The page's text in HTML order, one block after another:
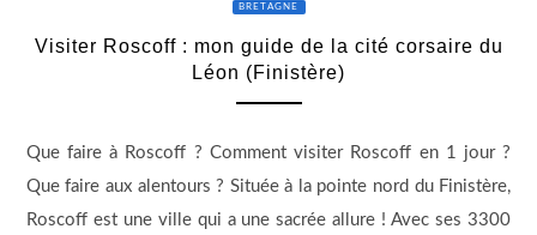
BRETAGNE
Visiter Roscoff : mon guide de la cité corsaire du
Léon (Finistère)
Que faire à Roscoff ? Comment visiter Roscoff en 1 jour ?
Que faire aux alentours ? Située à la pointe nord du Finistère,
Roscoff est une ville qui a une sacrée allure ! Avec ses 3300